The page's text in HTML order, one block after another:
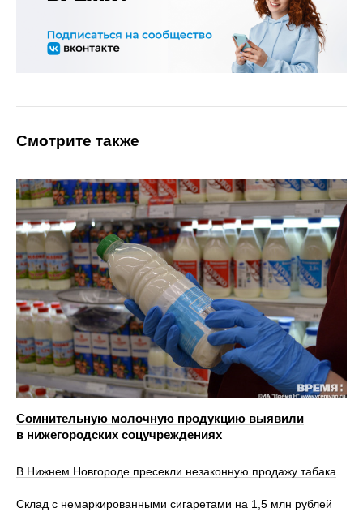
Смотрите также
Сомнительную молочную продукцию выявили
в нижегородских соцучреждениях
В Нижнем Новгороде пресекли незаконную продажу табака
Склад с немаркированными сигаретами на 1,5 млн рублей